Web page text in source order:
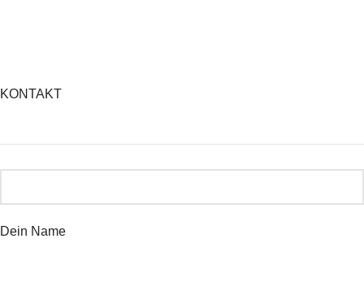
KONTAKT
Dein Name